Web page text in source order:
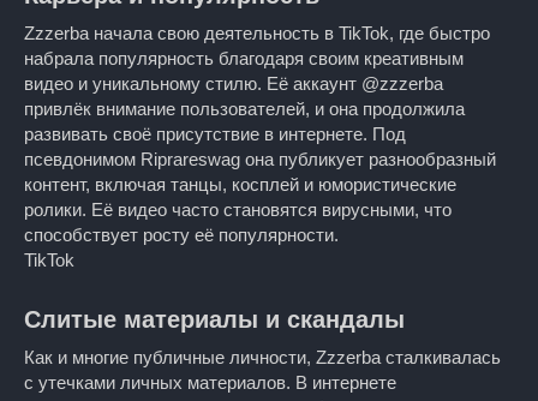
Zzzerba начала свою деятельность в TikTok, где быстро
набрала популярность благодаря своим креативным
видео и уникальному стилю. Её аккаунт @zzzerba
привлёк внимание пользователей, и она продолжила
развивать своё присутствие в интернете. Под
псевдонимом Riprareswag она публикует разнообразный
контент, включая танцы, косплей и юмористические
ролики. Её видео часто становятся вирусными, что
способствует росту её популярности.
TikTok
Слитые материалы и скандалы
Как и многие публичные личности, Zzzerba сталкивалась
с утечками личных материалов. В интернете